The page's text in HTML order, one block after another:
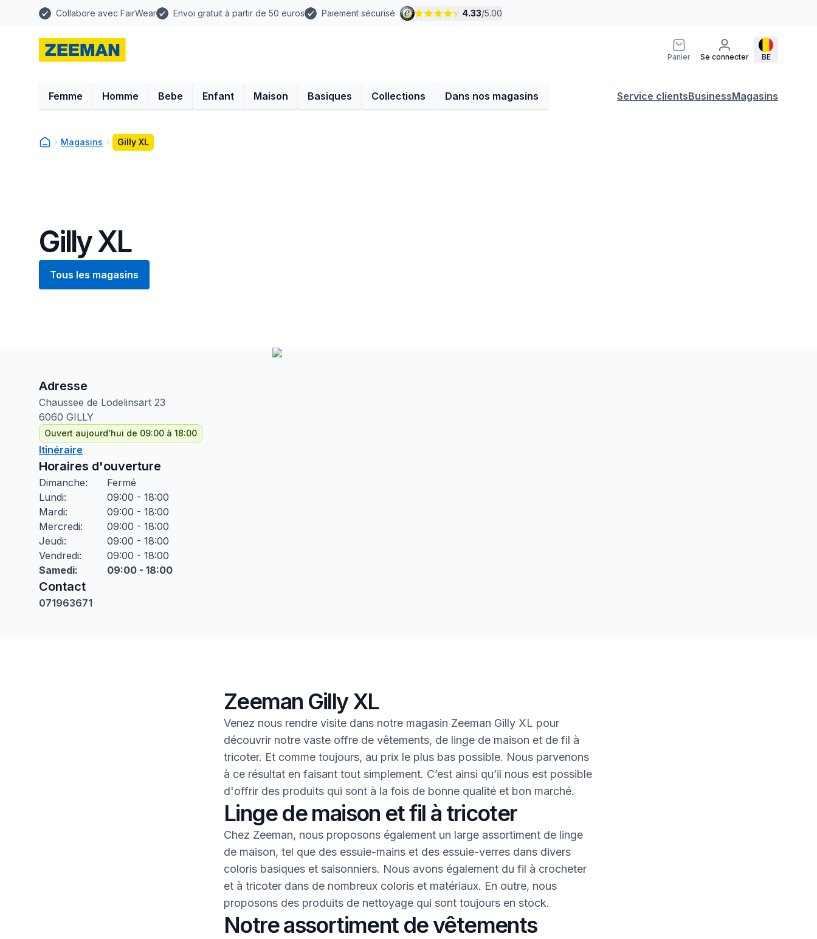
Collabore avec FairWear Envoi gratuit à partir de 50 euros Paiement sécurisé 4.33/5.00
Panier Se connecter BE
Femme Homme Bebe Enfant Maison Basiques Collections Dans nos magasins Service clientsBusinessMagasins
Magasins Gilly XL
Gilly XL
Tous les magasins
Adresse
Chaussee de Lodelinsart 23
6060 GILLY
Ouvert aujourd'hui de 09:00 à 18:00
Itinéraire
Horaires d'ouverture
Dimanche:
Fermé
Lundi:
09:00 - 18:00
Mardi:
09:00 - 18:00
Mercredi:
09:00 - 18:00
Jeudi:
09:00 - 18:00
Vendredi:
09:00 - 18:00
Samedi: 09:00 - 18:00
Contact
071963671
Zeeman Gilly XL
Venez nous rendre visite dans notre magasin Zeeman Gilly XL pour
découvrir notre vaste offre de vêtements, de linge de maison et de fil à
tricoter. Et comme toujours, au prix le plus bas possible. Nous parvenons
à ce résultat en faisant tout simplement. C’est ainsi qu’il nous est possible
d'offrir des produits qui sont à la fois de bonne qualité et bon marché.
Linge de maison et fil à tricoter
Chez Zeeman, nous proposons également un large assortiment de linge
de maison, tel que des essuie-mains et des essuie-verres dans divers
coloris basiques et saisonniers. Nous avons également du fil à crocheter
et à tricoter dans de nombreux coloris et matériaux. En outre, nous
proposons des produits de nettoyage qui sont toujours en stock.
Notre assortiment de vêtements